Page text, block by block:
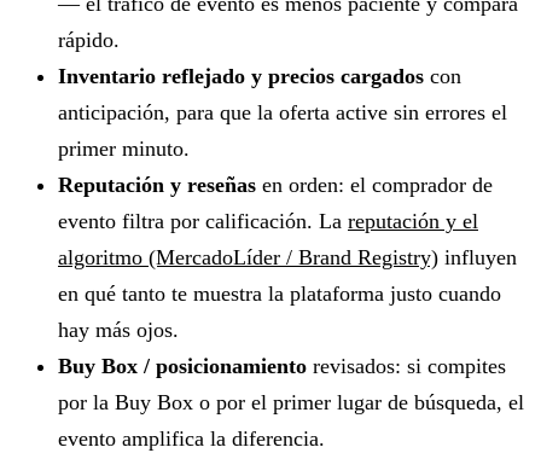
rápido.
Inventario reflejado y precios cargados con
anticipación, para que la oferta active sin errores el
primer minuto.
Reputación y reseñas en orden: el comprador de
evento filtra por calificación. La reputación y el
algoritmo (MercadoLíder / Brand Registry) influyen
en qué tanto te muestra la plataforma justo cuando
hay más ojos.
Buy Box / posicionamiento revisados: si compites
por la Buy Box o por el primer lugar de búsqueda, el
evento amplifica la diferencia.